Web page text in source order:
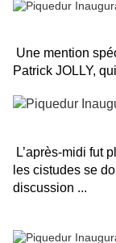
Une mention
Patrick JOLLY,
L’après-midi fut
les cistudes se
discussion ...